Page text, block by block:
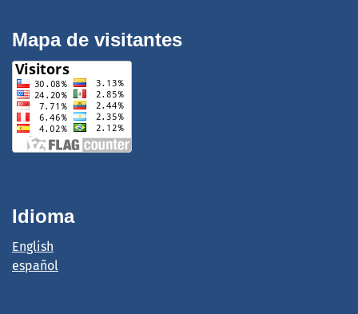
Mapa de visitantes
Idioma
English
español